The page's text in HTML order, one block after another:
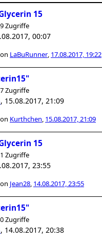
15
Zugriffe
00:07
LaBuRunner, 17.08.2017, 19:22
Zugriffe
, 15.08.2017, 21:09
Kurthchen, 15.08.2017, 21:09
15
Zugriffe
23:55
Jean28, 14.08.2017, 23:55
Zugriffe
, 14.08.2017, 20:38